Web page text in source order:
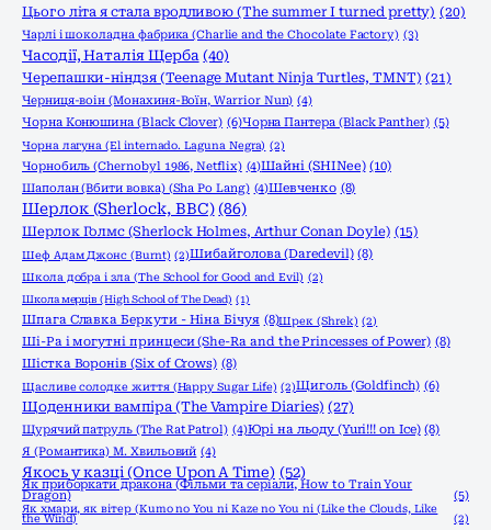
Цього літа я стала вродливою (The summer I turned pretty) (20)
Чарлі і шоколадна фабрика (Charlie and the Chocolate Factory) (3)
Часодії, Наталія Щерба (40)
Черепашки-ніндзя (Teenage Mutant Ninja Turtles, TMNT) (21)
Черниця-воiн (Монахиня-Воïн, Warrior Nun) (4)
Чорна Конюшина (Black Clover) (6)Чорна Пантера (Black Panther) (5)
Чорна лагуна (El internado. Laguna Negra) (2)
Чорнобиль (Chernobyl 1986, Netflix) (4)Шайні (SHINee) (10)
Шаполан (Вбити вовка) (Sha Po Lang) (4)Шевченко (8)
Шерлок (Sherlock, ВВС) (86)
Шерлок Голмс (Sherlock Holmes, Arthur Conan Doyle) (15)
Шеф Адам Джонс (Burnt) (2)Шибайголова (Daredevil) (8)
Школа добра і зла (The School for Good and Evil) (2)
Школа мерців (High School of The Dead) (1)
Шпага Славка Беркути - Ніна Бічуя (8)Шрек (Shrek) (2)
Ші-Ра і могутні принцеси (She-Ra and the Princesses of Power) (8)
Шістка Воронів (Six of Crows) (8)
Щасливе солодке життя (Happy Sugar Life) (2)Щиголь (Goldfinch) (6)
Щоденники вампіра (The Vampire Diaries) (27)
Щурячий патруль (The Rat Patrol) (4)Юрі на льоду (Yuri!!! on Ice) (8)
Я (Романтика) М. Хвильовий (4)
Якось у казці (Once Upon A Time) (52)
Як приборкати дракона (Фільми та серіали, How to Train Your
Dragon) (5)
Як хмари, як вітер (Kumo no You ni Kaze no You ni (Like the Clouds, Like
the Wind)
(2)